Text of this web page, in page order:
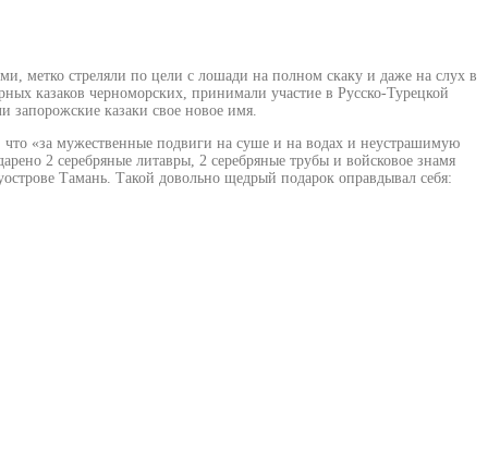
метко стреляли по цели с лошади на полном скаку и даже на слух в
казаков черноморских, принимали участие в Русско-Турецкой
казаки свое новое имя.
«за мужественные подвиги на суше и на водах и неустрашимую
2 серебряные литавры, 2 серебряные трубы и войсковое знамя
Тамань. Такой довольно щедрый подарок оправдывал себя: